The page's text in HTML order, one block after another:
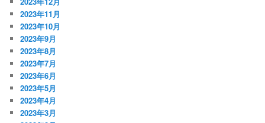
2023年11月
2023年10月
2023年9月
2023年8月
2023年7月
2023年6月
2023年5月
2023年4月
2023年3月